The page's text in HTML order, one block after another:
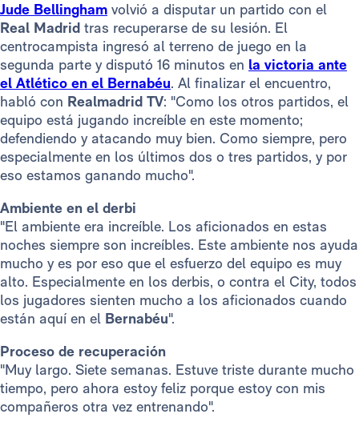
Jude Bellingham volvió a disputar un partido con el
Real Madrid tras recuperarse de su lesión. El
centrocampista ingresó al terreno de juego en la
segunda parte y disputó 16 minutos en la victoria ante
el Atlético en el Bernabéu. Al finalizar el encuentro,
habló con Realmadrid TV: "Como los otros partidos, el
equipo está jugando increíble en este momento;
defendiendo y atacando muy bien. Como siempre, pero
especialmente en los últimos dos o tres partidos, y por
eso estamos ganando mucho".
Ambiente en el derbi
"El ambiente era increíble. Los aficionados en estas
noches siempre son increíbles. Este ambiente nos ayuda
mucho y es por eso que el esfuerzo del equipo es muy
alto. Especialmente en los derbis, o contra el City, todos
los jugadores sienten mucho a los aficionados cuando
están aquí en el Bernabéu".
Proceso de recuperación
"Muy largo. Siete semanas. Estuve triste durante mucho
tiempo, pero ahora estoy feliz porque estoy con mis
compañeros otra vez entrenando".